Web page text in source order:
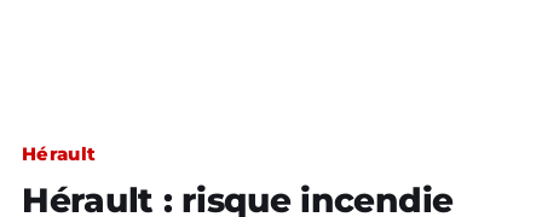
Hérault
Hérault : risque incendie